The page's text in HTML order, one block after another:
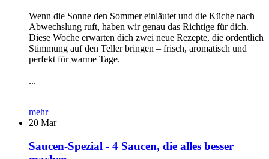
Wenn die Sonne den Sommer einläutet und die Küche nach
Abwechslung ruft, haben wir genau das Richtige für dich.
Diese Woche erwarten dich zwei neue Rezepte, die ordentlich
Stimmung auf den Teller bringen – frisch, aromatisch und
perfekt für warme Tage.
...
mehr
20 Mar
Saucen-Spezial - 4 Saucen, die alles besser